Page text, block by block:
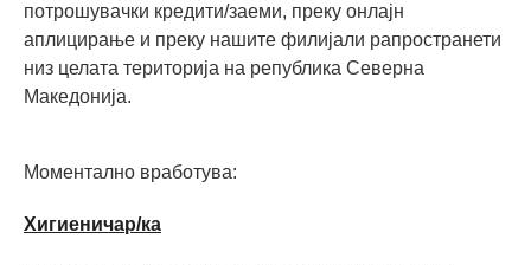
потрошувачки кредити/заеми, преку онлајн
аплицирање и преку нашите филијали рапространети
низ целата територија на република Северна
Македонија.
Моментално вработува:
Хигиеничар/ка